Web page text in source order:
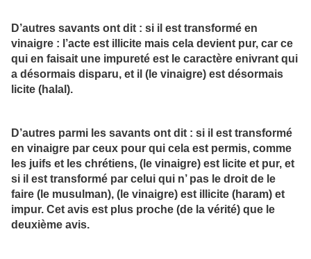
D’autres savants ont dit : si il est transformé en
vinaigre : l’acte est illicite mais cela devient pur, car ce
qui en faisait une impureté est le caractère enivrant qui
a désormais disparu, et il (le vinaigre) est désormais
licite (halal).
D’autres parmi les savants ont dit : si il est transformé
en vinaigre par ceux pour qui cela est permis, comme
les juifs et les chrétiens, (le vinaigre) est licite et pur, et
si il est transformé par celui qui n’ pas le droit de le
faire (le musulman), (le vinaigre) est illicite (haram) et
impur. Cet avis est plus proche (de la vérité) que le
deuxième avis.